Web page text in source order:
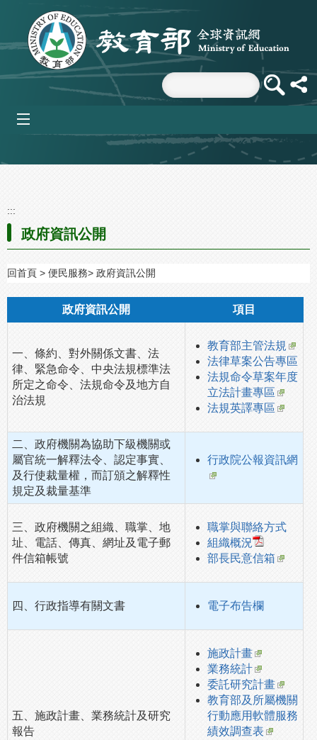
跳到主要內容區塊
:::
政府資訊公開
回首頁 便民服務 政府資訊公開
政府資訊公開 項目
一、條約、對外關係文書、法
律、緊急命令、中央法規標準法
所定之命令、法規命令及地方自
治法規
教育部主管法規
法律草案公告專區
法規命令草案年度
立法計畫專區
法規英譯專區
二、政府機關為協助下級機關或
屬官統一解釋法令、認定事實、
及行使裁量權，而訂頒之解釋性
規定及裁量基準
行政院公報資訊網
三、政府機關之組織、職掌、地
址、電話、傳真、網址及電子郵
件信箱帳號
職掌與聯絡方式
組織概況
部長民意信箱
四、行政指導有關文書 電子布告欄
五、施政計畫、業務統計及研究
報告
施政計畫
業務統計
委託研究計畫
教育部及所屬機關
行動應用軟體服務
績效調查表